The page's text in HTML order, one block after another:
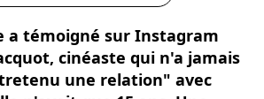
a témoigné sur Instagram
cinéaste qui n'a jamais
une relation" avec